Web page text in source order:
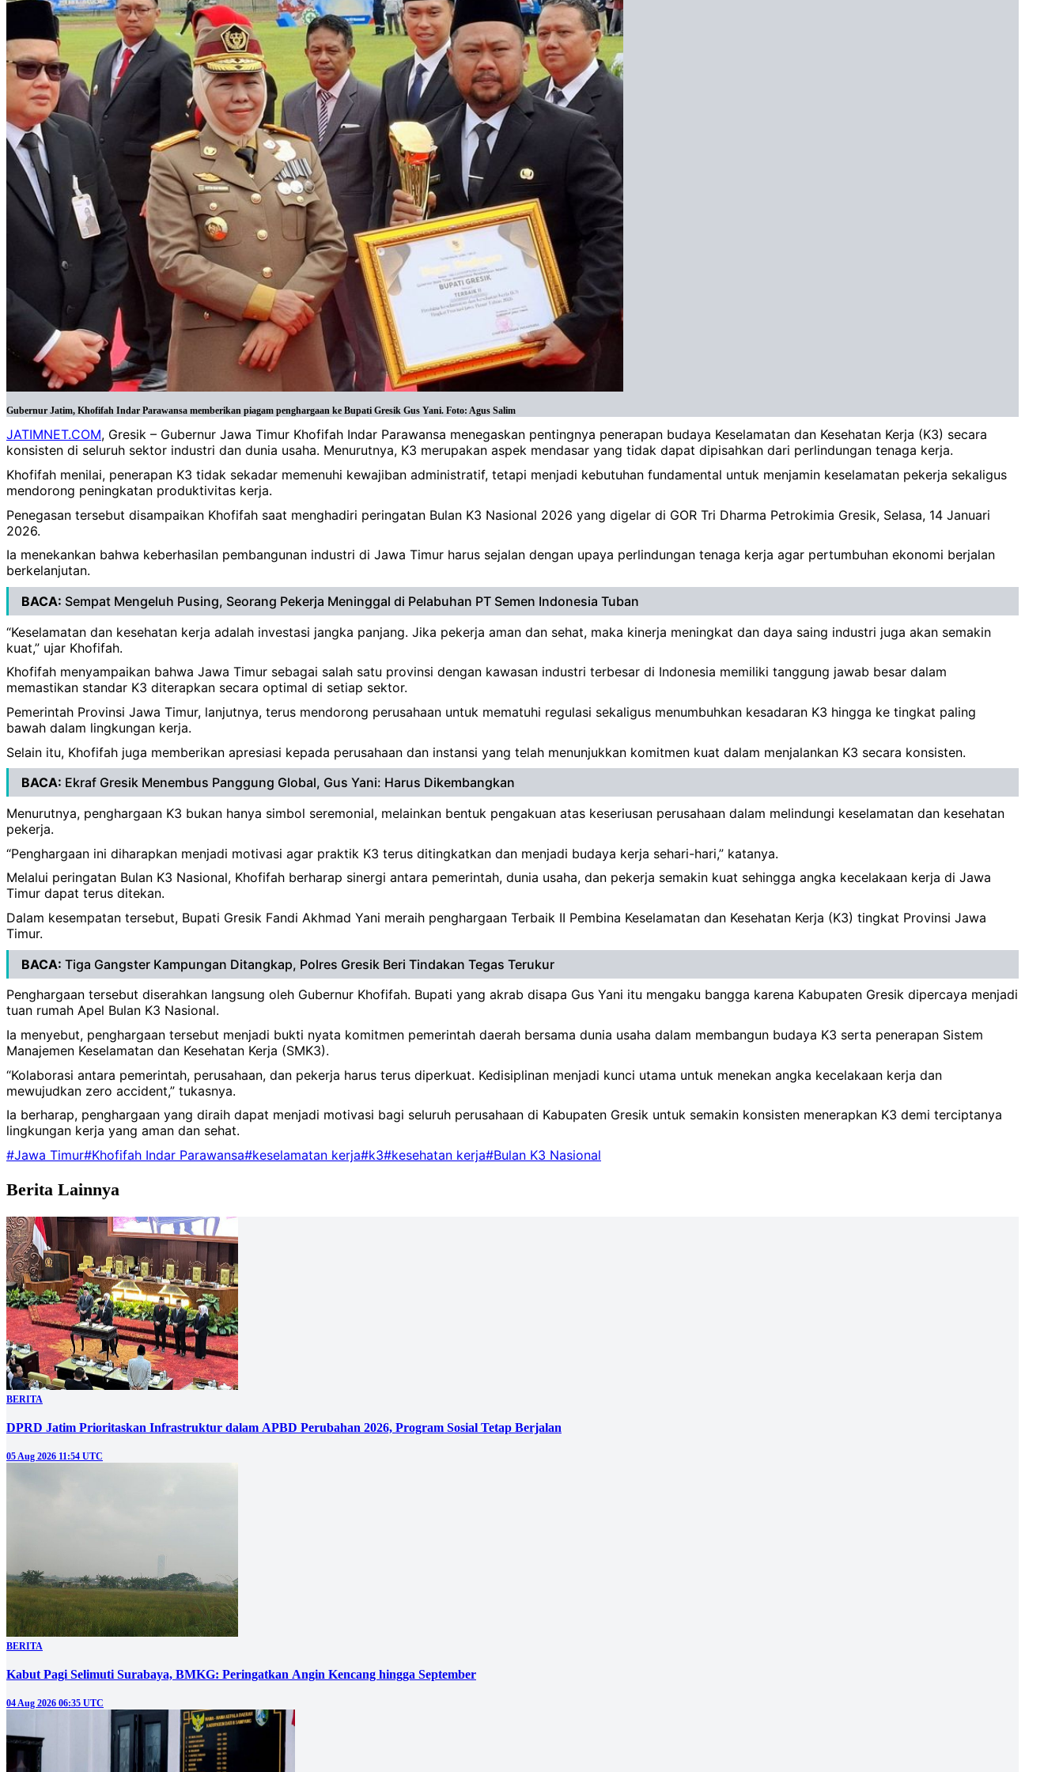
Gubernur Jatim, Khofifah Indar Parawansa memberikan piagam penghargaan ke Bupati Gresik Gus Yani. Foto: Agus Salim
JATIMNET.COM, Gresik – Gubernur Jawa Timur Khofifah Indar Parawansa menegaskan pentingnya penerapan budaya Keselamatan dan Kesehatan Kerja (K3) secara
konsisten di seluruh sektor industri dan dunia usaha. Menurutnya, K3 merupakan aspek mendasar yang tidak dapat dipisahkan dari perlindungan tenaga kerja.
Khofifah menilai, penerapan K3 tidak sekadar memenuhi kewajiban administratif, tetapi menjadi kebutuhan fundamental untuk menjamin keselamatan pekerja sekaligus
mendorong peningkatan produktivitas kerja.
Penegasan tersebut disampaikan Khofifah saat menghadiri peringatan Bulan K3 Nasional 2026 yang digelar di GOR Tri Dharma Petrokimia Gresik, Selasa, 14 Januari
2026.
Ia menekankan bahwa keberhasilan pembangunan industri di Jawa Timur harus sejalan dengan upaya perlindungan tenaga kerja agar pertumbuhan ekonomi berjalan
berkelanjutan.
BACA: Sempat Mengeluh Pusing, Seorang Pekerja Meninggal di Pelabuhan PT Semen Indonesia Tuban
“Keselamatan dan kesehatan kerja adalah investasi jangka panjang. Jika pekerja aman dan sehat, maka kinerja meningkat dan daya saing industri juga akan semakin
kuat,” ujar Khofifah.
Khofifah menyampaikan bahwa Jawa Timur sebagai salah satu provinsi dengan kawasan industri terbesar di Indonesia memiliki tanggung jawab besar dalam
memastikan standar K3 diterapkan secara optimal di setiap sektor.
Pemerintah Provinsi Jawa Timur, lanjutnya, terus mendorong perusahaan untuk mematuhi regulasi sekaligus menumbuhkan kesadaran K3 hingga ke tingkat paling
bawah dalam lingkungan kerja.
Selain itu, Khofifah juga memberikan apresiasi kepada perusahaan dan instansi yang telah menunjukkan komitmen kuat dalam menjalankan K3 secara konsisten.
BACA: Ekraf Gresik Menembus Panggung Global, Gus Yani: Harus Dikembangkan
Menurutnya, penghargaan K3 bukan hanya simbol seremonial, melainkan bentuk pengakuan atas keseriusan perusahaan dalam melindungi keselamatan dan kesehatan
pekerja.
“Penghargaan ini diharapkan menjadi motivasi agar praktik K3 terus ditingkatkan dan menjadi budaya kerja sehari-hari,” katanya.
Melalui peringatan Bulan K3 Nasional, Khofifah berharap sinergi antara pemerintah, dunia usaha, dan pekerja semakin kuat sehingga angka kecelakaan kerja di Jawa
Timur dapat terus ditekan.
Dalam kesempatan tersebut, Bupati Gresik Fandi Akhmad Yani meraih penghargaan Terbaik II Pembina Keselamatan dan Kesehatan Kerja (K3) tingkat Provinsi Jawa
Timur.
BACA: Tiga Gangster Kampungan Ditangkap, Polres Gresik Beri Tindakan Tegas Terukur
Penghargaan tersebut diserahkan langsung oleh Gubernur Khofifah. Bupati yang akrab disapa Gus Yani itu mengaku bangga karena Kabupaten Gresik dipercaya menjadi
tuan rumah Apel Bulan K3 Nasional.
Ia menyebut, penghargaan tersebut menjadi bukti nyata komitmen pemerintah daerah bersama dunia usaha dalam membangun budaya K3 serta penerapan Sistem
Manajemen Keselamatan dan Kesehatan Kerja (SMK3).
“Kolaborasi antara pemerintah, perusahaan, dan pekerja harus terus diperkuat. Kedisiplinan menjadi kunci utama untuk menekan angka kecelakaan kerja dan
mewujudkan zero accident,” tukasnya.
Ia berharap, penghargaan yang diraih dapat menjadi motivasi bagi seluruh perusahaan di Kabupaten Gresik untuk semakin konsisten menerapkan K3 demi terciptanya
lingkungan kerja yang aman dan sehat.
#Jawa Timur#Khofifah Indar Parawansa#keselamatan kerja#k3#kesehatan kerja#Bulan K3 Nasional
Berita Lainnya
BERITA
DPRD Jatim Prioritaskan Infrastruktur dalam APBD Perubahan 2026, Program Sosial Tetap Berjalan
05 Aug 2026 11:54 UTC
BERITA
Kabut Pagi Selimuti Surabaya, BMKG: Peringatkan Angin Kencang hingga September
04 Aug 2026 06:35 UTC